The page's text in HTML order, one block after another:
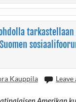
Kauppila